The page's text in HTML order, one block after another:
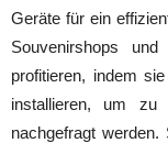
Geräte für ein
Souvenirshops
profitieren, indem
installieren, um zu
nachgefragt